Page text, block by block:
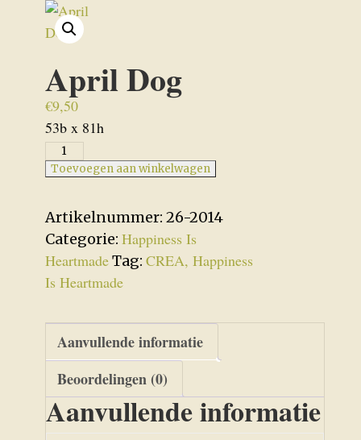
April Dog
€9,50
53b x 81h
April
Dog
Toevoegen aan winkelwagen
Artikelnummer: 26-2014
Categorie: Happiness Is
HeartmadeTag: CREA, Happiness
Is Heartmade
Aanvullende informatie
Beoordelingen (0)
Aanvullende informatie